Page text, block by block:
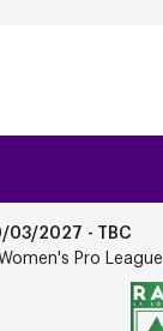
03/2027 - TBC
Pro League